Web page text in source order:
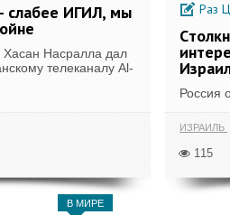
слабее ИГИЛ, мы
Хасан Насралла дал
телеканалу Al-
Раз
Россия
ИЗРАИЛЬ
115
В МИРЕ